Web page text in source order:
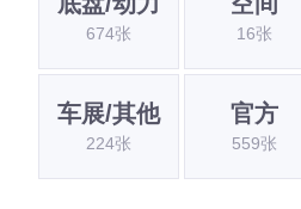
674张 16张
车展/其他
224张
官方
559张